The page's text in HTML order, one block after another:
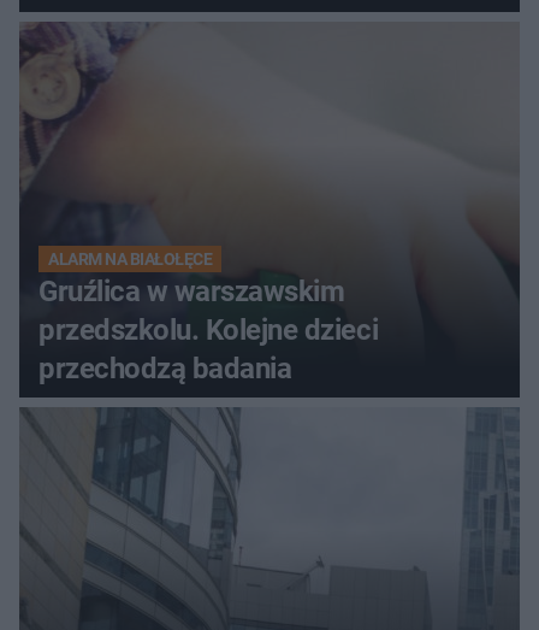
ALARM NA BIAŁOŁĘCE
Gruźlica w warszawskim
przedszkolu. Kolejne dzieci
przechodzą badania